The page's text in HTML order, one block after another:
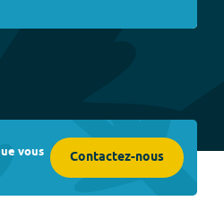
vous Contactez-nous